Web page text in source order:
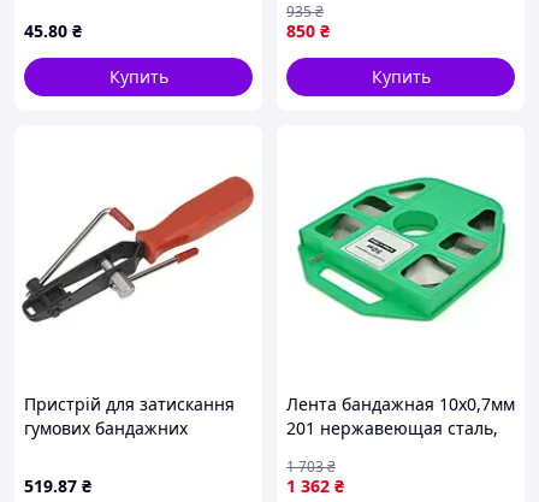
45.80 ₴
Купить
(ЕКОБОКС)
850 ₴
935₴
Купить
Пристрій для затискання
гумових бандажних
519.87 ₴
Лента бандажная 10х0,7мм
201 нержавеющая сталь,
1 362 ₴
1 703₴